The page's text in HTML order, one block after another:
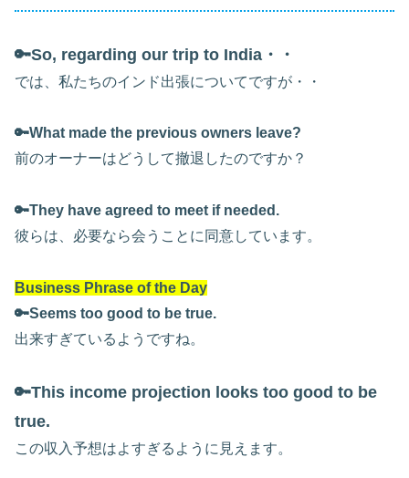
🔑So, regarding our trip to India・・
では、私たちのインド出張についてですが・・
🔑What made the previous owners leave?
前のオーナーはどうして撤退したのですか？
🔑They have agreed to meet if needed.
彼らは、必要なら会うことに同意しています。
Business Phrase of the Day
🔑Seems too good to be true.
出来すぎているようですね。
🔑This income projection looks too good to be
true.
この収入予想はよすぎるように見えます。